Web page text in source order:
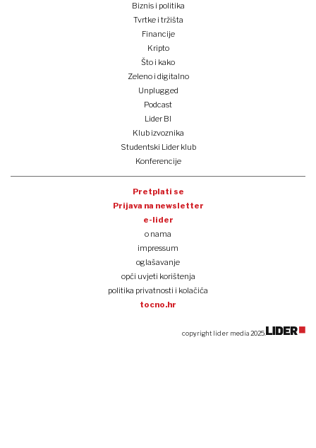
Biznis i politika
Tvrtke i tržišta
Financije
Kripto
Što i kako
Zeleno i digitalno
Unplugged
Podcast
Lider BI
Klub izvoznika
Studentski Lider klub
Konferencije
Pretplati se
Prijava na newsletter
e-lider
o nama
impressum
oglašavanje
opći uvjeti korištenja
politika privatnosti i kolačića
tocno.hr
copyright lider media 2025.